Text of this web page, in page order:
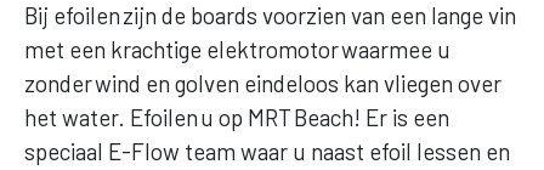
Bij efoilen zijn de boards voorzien van een lange vin
met een krachtige elektromotor waarmee u
zonder wind en golven eindeloos kan vliegen over
het water. Efoilen u op MRT Beach! Er is een
speciaal E-Flow team waar u naast efoil lessen en